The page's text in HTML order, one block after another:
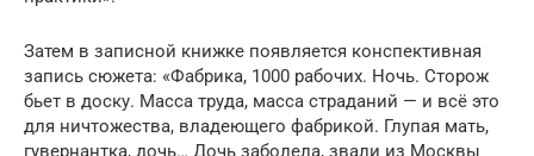
Затем в записной книжке появляется конспективная
запись сюжета: «Фабрика, 1000 рабочих. Ночь. Сторож
бьет в доску. Масса труда, масса страданий — и всё это
для ничтожества, владеющего фабрикой. Глупая мать,
гувернантка, дочь… Дочь заболела, звали из Москвы